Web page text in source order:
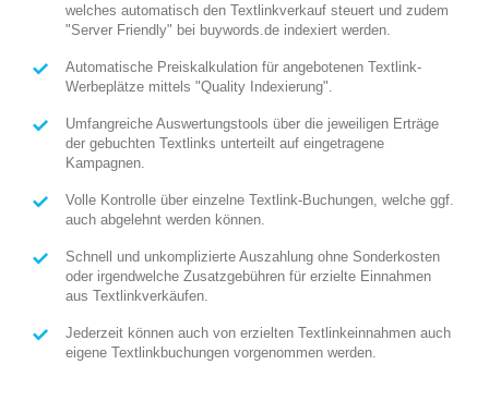
welches automatisch den Textlinkverkauf steuert und zudem
"Server Friendly" bei buywords.de indexiert werden.
Automatische Preiskalkulation für angebotenen Textlink-
Werbeplätze mittels "Quality Indexierung".
Umfangreiche Auswertungstools über die jeweiligen Erträge
der gebuchten Textlinks unterteilt auf eingetragene
Kampagnen.
Volle Kontrolle über einzelne Textlink-Buchungen, welche ggf.
auch abgelehnt werden können.
Schnell und unkomplizierte Auszahlung ohne Sonderkosten
oder irgendwelche Zusatzgebühren für erzielte Einnahmen
aus Textlinkverkäufen.
Jederzeit können auch von erzielten Textlinkeinnahmen auch
eigene Textlinkbuchungen vorgenommen werden.